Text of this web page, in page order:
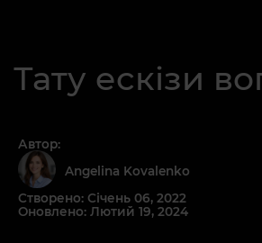
Тату ескізи
Автор:
Angelina Kovalenko
Створено: Січень 06, 2022
Оновлено: Лютий 19, 2024